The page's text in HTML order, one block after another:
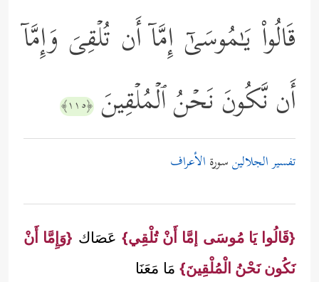
قَالُواْ یَـٰمُوسَىٰۤ إِمَّاۤ أَن تُلۡقِیَ وَإِمَّاۤ
أَن نَّكُونَ نَحۡنُ ٱلۡمُلۡقِینَ ﴿١١٥﴾
تفسير الجلالينسورة الأعراف
{قَالُوا يَا مُوسَى إمَّا أَنْ تُلْقِي} عَصَاك {وَإِمَّا أَنْ
نَكُون نَحْنُ الْمُلْقِينَ} مَا مَعَنَا